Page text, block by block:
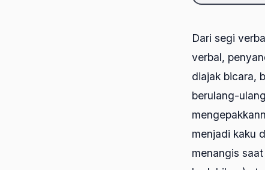
Dari segi
verbal,
diajak bicara,
berulang-
menjadi kaku
menangis